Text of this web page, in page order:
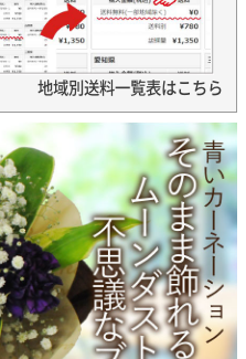
地域別送料一覧表はこちら